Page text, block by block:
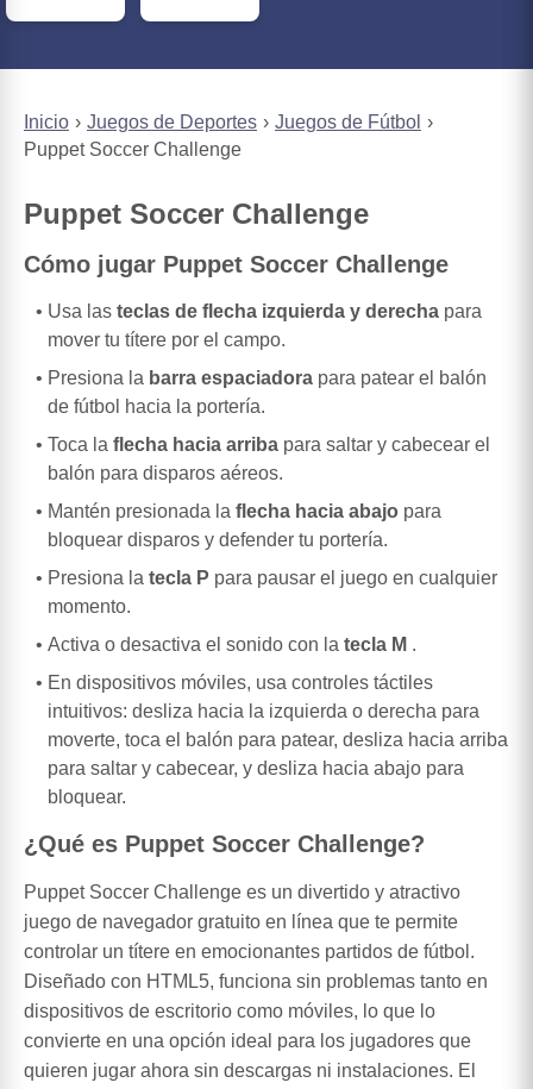
Inicio Juegos de Deportes
Juegos de Fútbol
Puppet Soccer Challenge
Puppet Soccer Challenge
Cómo jugar Puppet Soccer Challenge
Usa las teclas de flecha izquierda y derecha para
mover tu títere por el campo.
Presiona la barra espaciadora para patear el balón
de fútbol hacia la portería.
Toca la flecha hacia arriba para saltar y cabecear el
balón para disparos aéreos.
Mantén presionada la flecha hacia abajo para
bloquear disparos y defender tu portería.
Presiona la tecla P para pausar el juego en cualquier
momento.
Activa o desactiva el sonido con la tecla M .
En dispositivos móviles, usa controles táctiles
intuitivos: desliza hacia la izquierda o derecha para
moverte, toca el balón para patear, desliza hacia arriba
para saltar y cabecear, y desliza hacia abajo para
bloquear.
¿Qué es Puppet Soccer Challenge?
Puppet Soccer Challenge es un divertido y atractivo
juego de navegador gratuito en línea que te permite
controlar un títere en emocionantes partidos de fútbol.
Diseñado con HTML5, funciona sin problemas tanto en
dispositivos de escritorio como móviles, lo que lo
convierte en una opción ideal para los jugadores que
quieren jugar ahora sin descargas ni instalaciones. El